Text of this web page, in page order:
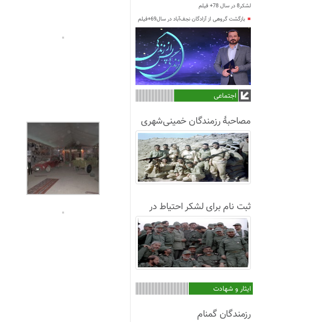
لشکر8 در سال 78+ فیلم
بازگشت گروهی از آزادگان نجف‌آباد در سال69+فیلم
اجتماعی
مصاحبۀ رزمندگان خمینی‌شهری
لشکر8 در سال63+فیلم
ثبت نام برای لشکر احتیاط در
نجف آباد
ایثار و شهادت
رزمندگان گمنام